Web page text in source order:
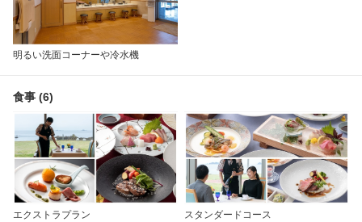
明るい洗面コーナーや冷水機
食事 (6)
エクストラプラン スタンダードコース